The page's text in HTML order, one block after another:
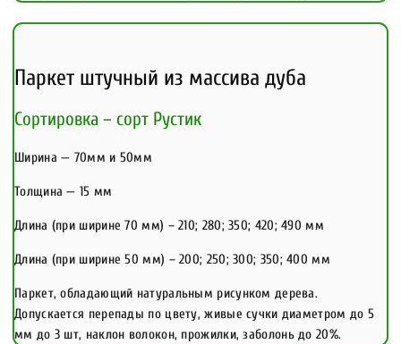
Паркет штучный из массива дуба
Сортировка – сорт Рустик
Ширина — 70мм и 50мм
Толщина — 15 мм
Длина (при ширине 70 мм) – 210; 280; 350; 420; 490 мм
Длина (при ширине 50 мм) – 200; 250; 300; 350; 400 мм
Паркет, обладающий натуральным рисунком дерева.
Допускается перепады по цвету, живые сучки диаметром до 5
мм до 3 шт, наклон волокон, прожилки, заболонь до 20%.